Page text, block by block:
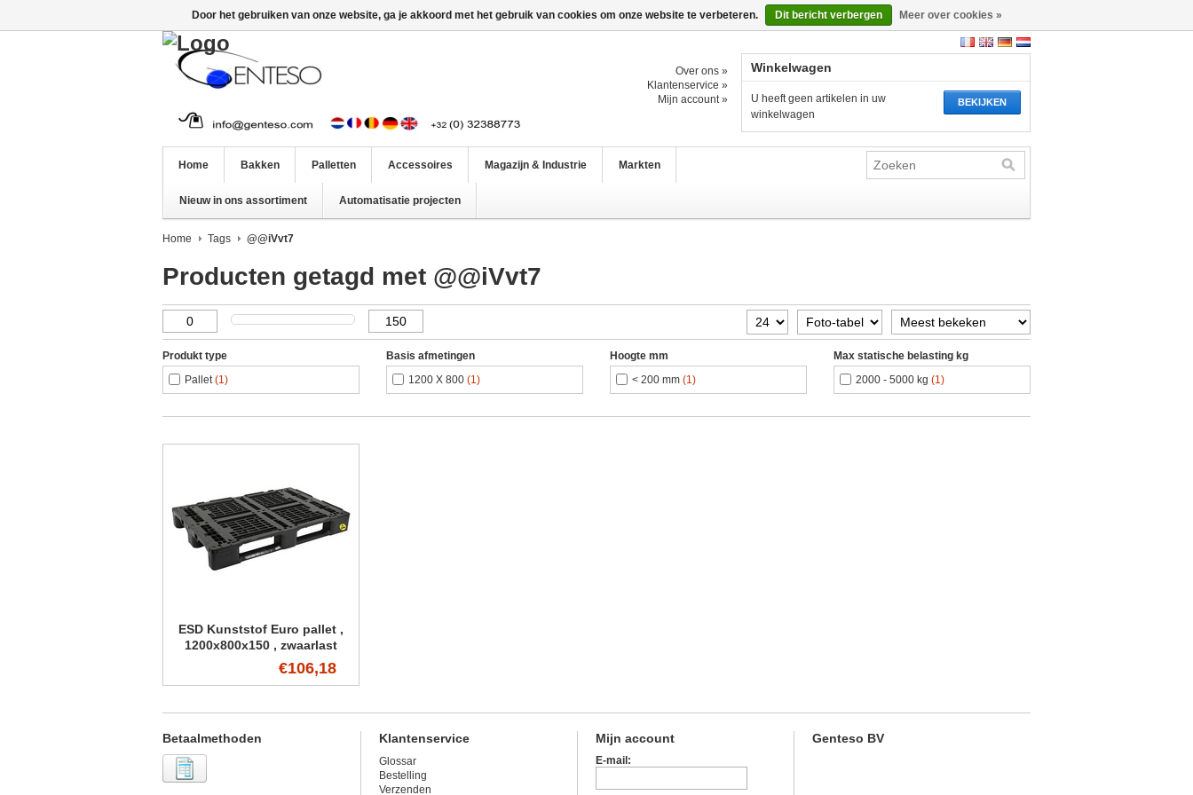
Over ons »
Klantenservice »
Mijn account »
Winkelwagen
BEKIJKEN
U heeft geen artikelen in uw
winkelwagen
Home Bakken Palletten Accessoires Magazijn & Industrie Markten
Nieuw in ons assortiment Automatisatie projecten
Home Tags @@iVvt7
Producten getagd met @@iVvt7
Produkt type
Pallet(1)
Basis afmetingen
1200 X 800 (1)
Hoogte mm
< 200 mm (1)
Max statische belasting kg
2000 - 5000 kg (1)
ESD Kunststof Euro pallet ,
1200x800x150 , zwaarlast
Premium€106,18
Betaalmethoden Klantenservice
Glossar
Bestelling
Verzenden
Mijn account
E-mail:
Genteso BV
Door het gebruiken van onze website, ga je akkoord met het gebruik van cookies om onze website te verbeteren. Dit bericht verbergen Meer over cookies »